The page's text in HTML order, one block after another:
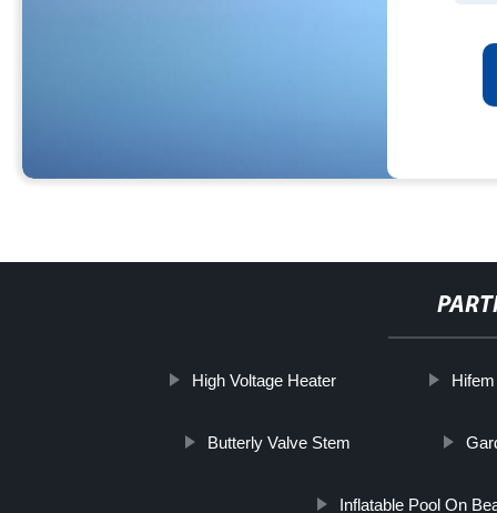
High Voltage Heater
Butterly Valve Stem
Inflatable Pool On